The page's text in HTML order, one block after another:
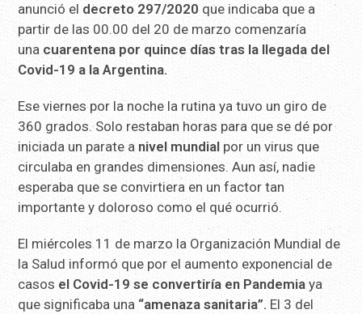
anunció el decreto 297/2020 que indicaba que a
partir de las 00.00 del 20 de marzo comenzaría
una cuarentena por quince días tras la llegada del
Covid-19 a la Argentina.
Ese viernes por la noche la rutina ya tuvo un giro de
360 grados. Solo restaban horas para que se dé por
iniciada un parate a nivel mundial por un virus que
circulaba en grandes dimensiones. Aun así, nadie
esperaba que se convirtiera en un factor tan
importante y doloroso como el qué ocurrió.
El miércoles 11 de marzo la Organización Mundial de
la Salud informó que por el aumento exponencial de
casos el Covid-19 se convertiría en Pandemiaya
que significaba una “amenaza sanitaria”. El 3 del